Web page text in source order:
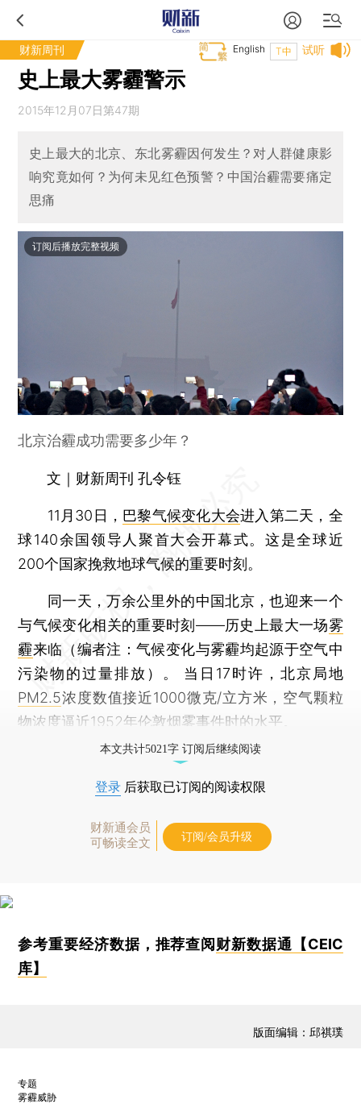
财新周刊 试听
T中
English
史上最大雾霾警示
2015年12月07日第47期
史上最大的北京、东北雾霾因何发生？对人群健康影
响究竟如何？为何未见红色预警？中国治霾需要痛定
思痛
订阅后播放完整视频
北京治霾成功需要多少年？
文｜财新周刊 孔令钰
11月30日， 巴黎气候变化大会进入第二天，全
球140余国领导人聚首大会开幕式。这是全球近
200个国家挽救地球气候的重要时刻。
同一天，万余公里外的中国北京，也迎来一个
与气候变化相关的重要时刻——历史上最大一场雾
霾来临（编者注：气候变化与雾霾均起源于空气中
污染物的过量排放）。 当日17时许，北京局地
PM2.5浓度数值接近1000微克/立方米，空气颗粒
物浓度逼近1952年伦敦烟雾事件时的水平。
本文共计5021字 订阅后继续阅读
登录 后获取已订阅的阅读权限
财新通会员
可畅读全文
订阅/会员升级
参考重要经济数据，推荐查阅 财新数据通【CEIC
库】
版面编辑：邱祺璞
专题
雾霾威胁